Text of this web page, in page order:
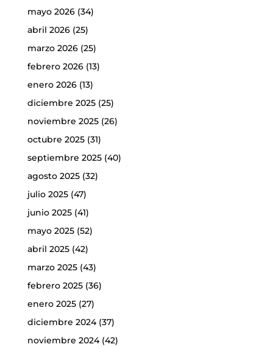
mayo 2026(34)
abril 2026(25)
marzo 2026(25)
febrero 2026(13)
enero 2026(13)
diciembre 2025(25)
noviembre 2025(26)
octubre 2025(31)
septiembre 2025(40)
agosto 2025(32)
julio 2025(47)
junio 2025(41)
mayo 2025(52)
abril 2025(42)
marzo 2025(43)
febrero 2025(36)
enero 2025(27)
diciembre 2024(37)
noviembre 2024(42)